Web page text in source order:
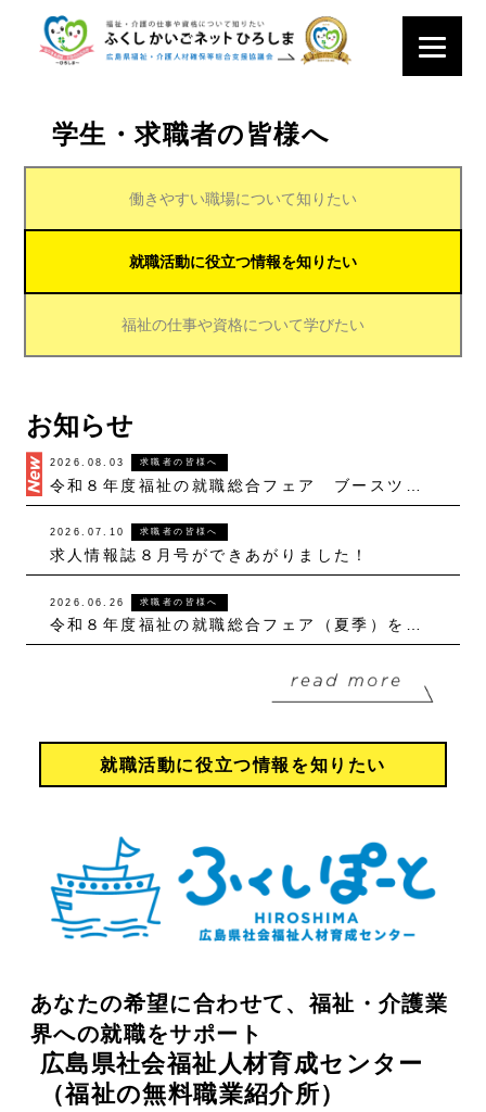
学生・求職者の皆様へ
働きやすい職場について知りたい
就職活動に役立つ情報を知りたい
福祉の仕事や資格について学びたい
お知らせ
2026.08.03 求職者の皆様へ
2026.07.10 求職者の皆様へ
求人情報誌８月号ができあがりました！
2026.06.26 求職者の皆様へ
令和８年度福祉の就職総合フェア（夏季）を開催します！
就職活動に役立つ情報を知りたい
あなたの希望に合わせて、福祉・介護業
界への就職をサポート
広島県社会福祉人材育成センター
（福祉の無料職業紹介所）